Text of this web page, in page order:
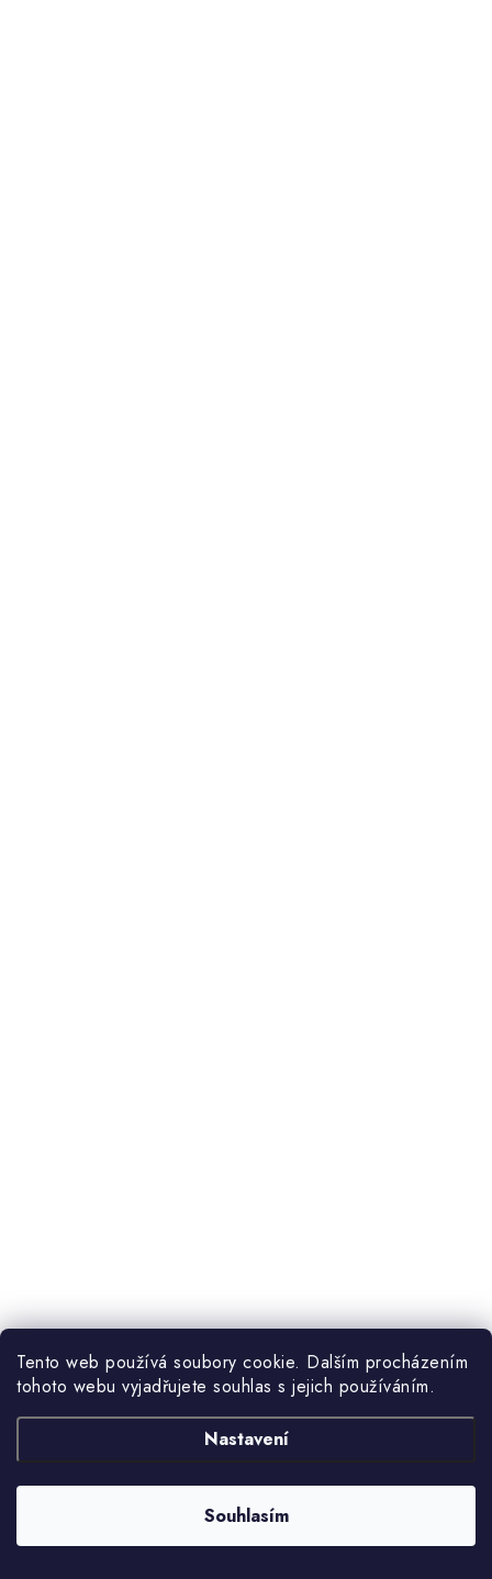
Tento web používá soubory cookie. Dalším procházením
tohoto webu vyjadřujete souhlas s jejich používáním.
Nastavení
Souhlasím